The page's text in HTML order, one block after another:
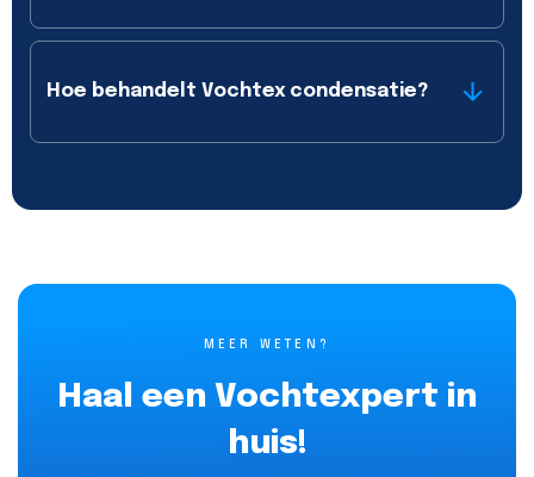
Hoe behandelt Vochtex condensatie?
MEER WETEN?
Haal een Vochtexpert in
huis!